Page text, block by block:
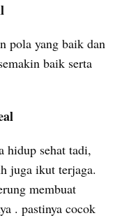
pola yang baik dan
baik serta
hidup sehat tadi,
juga ikut terjaga.
membuat
. pastinya cocok